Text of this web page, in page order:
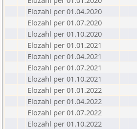
Elozahl per 01.04.2020
Elozahl per 01.07.2020
Elozahl per 01.10.2020
Elozahl per 01.01.2021
Elozahl per 01.04.2021
Elozahl per 01.07.2021
Elozahl per 01.10.2021
Elozahl per 01.01.2022
Elozahl per 01.04.2022
Elozahl per 01.07.2022
Elozahl per 01.10.2022